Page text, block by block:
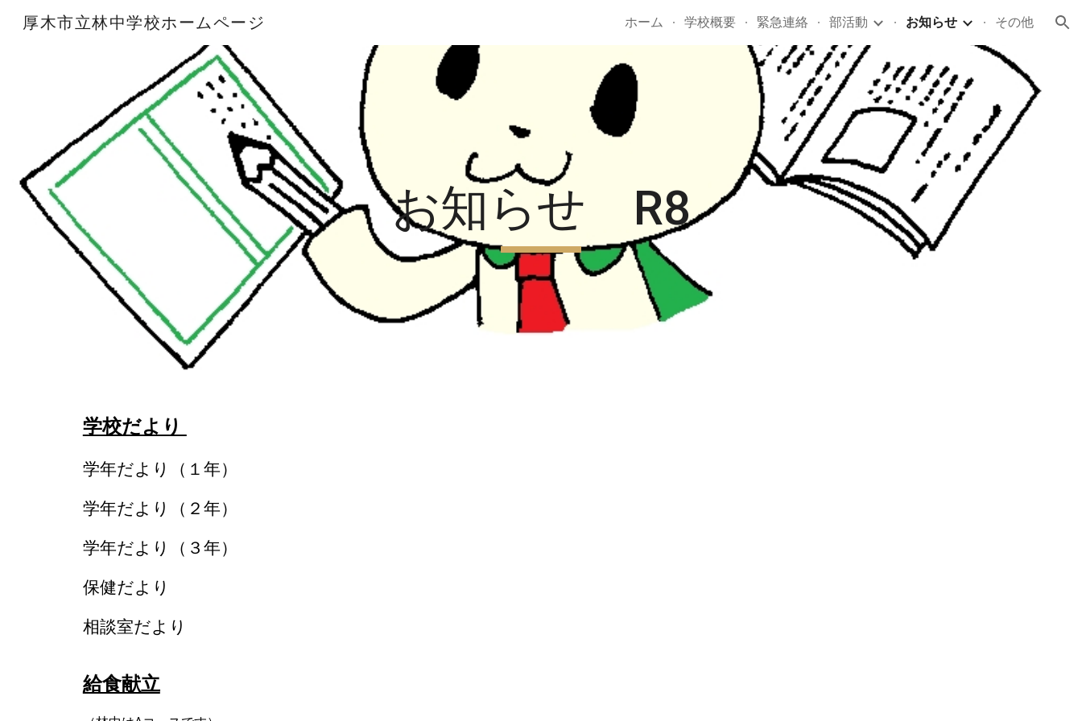
Skip to navigation
厚木市立林中学校ホームページ ホーム 学校概要 緊急連絡 部活動 お知らせ その他
お知らせ R8
学校だより
学年だより（１年）
学年だより（２年）
学年だより（３年）
保健だより
相談室だより
給食献立